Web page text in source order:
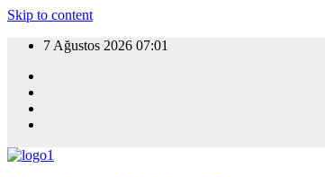
Skip to content
7 Ağustos 2026 07:01